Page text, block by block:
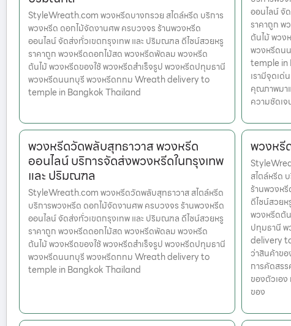
StyleWreath.com พวงหรีดบางกรวย สไตล์หรีด บริการ
พวงหรีด ดอกไม้จัดงานศพ ครบวงจร ร้านพวงหรีด
ออนไลน์ จัดส่งทั่วเขตกรุงเทพ และ ปริมณฑล ดีไซน์สวยหรู
ราคาถูก พวงหรีดดอกไม้สด พวงหรีดพัดลม พวงหรีด
ต้นไม้ พวงหรีดของใช้ พวงหรีดสำเร็จรูป พวงหรีดปทุมธานี
พวงหรีดนนทบุรี พวงหรีดกทม Wreath delivery to
temple in Bangkok Thailand
ออนไลน์ จั
ราคาถูก พ
ต้นไม้ พวง
พวงหรีดน
temple in
เรามีจุดเด่
คุณภาพมา
ความชัดเ
พวงหรีดวัดพลับสุทธาวาส พวงหรีด
ออนไลน์ บริการจัดส่งพวงหรีดในกรุงเทพ
และ ปริมณฑล
StyleWreath.com พวงหรีดวัดพลับสุทธาวาส สไตล์หรีด
บริการพวงหรีด ดอกไม้จัดงานศพ ครบวงจร ร้านพวงหรีด
ออนไลน์ จัดส่งทั่วเขตกรุงเทพ และ ปริมณฑล ดีไซน์สวยหรู
ราคาถูก พวงหรีดดอกไม้สด พวงหรีดพัดลม พวงหรีด
ต้นไม้ พวงหรีดของใช้ พวงหรีดสำเร็จรูป พวงหรีดปทุมธานี
พวงหรีดนนทบุรี พวงหรีดกทม Wreath delivery to
temple in Bangkok Thailand
พวงหรี
สไตล์หรีด
ร้านพวงห
ดีไซน์สวย
พวงหรีดต้
ปทุมธานี
delivery
ว่าสินค้าข
การคัดสร
ของตัวเอ
ของ